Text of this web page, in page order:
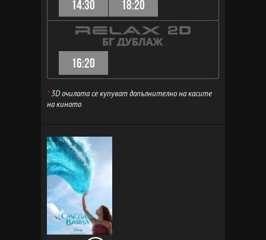
14:30 18:20
16:20
*3D очилата се купуват допълнително на касите
на киното